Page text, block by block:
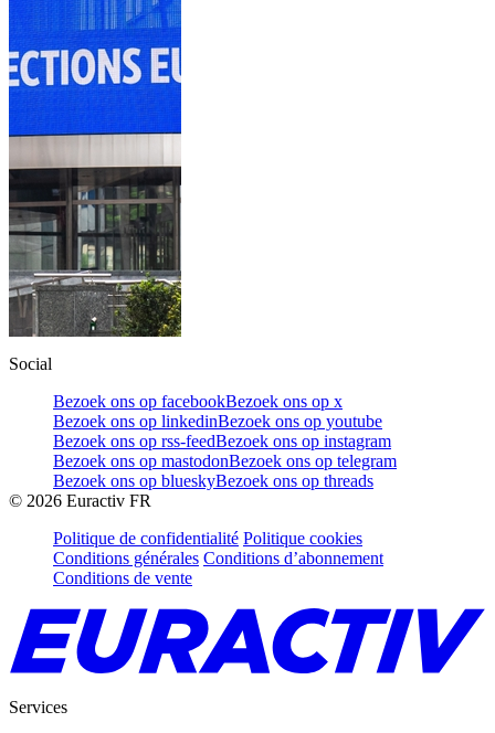
Social
Bezoek ons op facebookBezoek ons op x
Bezoek ons op linkedinBezoek ons op youtube
Bezoek ons op rss-feedBezoek ons op instagram
Bezoek ons op mastodonBezoek ons op telegram
Bezoek ons op blueskyBezoek ons op threads
© 2026 Euractiv FR
Politique de confidentialité Politique cookies
Conditions générales Conditions d’abonnement
Conditions de vente
Services